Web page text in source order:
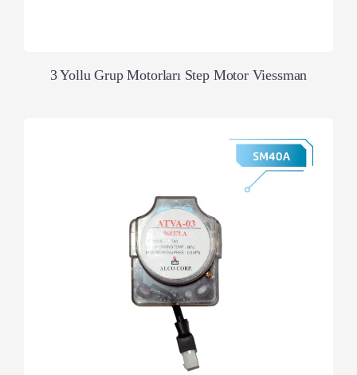
3 Yollu Grup Motorları Step Motor Viessman